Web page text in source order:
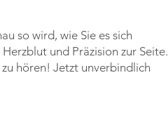
so wird, wie Sie es sich
und Präzision zur Seite.
hören! Jetzt unverbindlich